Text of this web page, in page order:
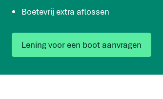
Boetevrij extra aflossen
Lening voor een boot aanvragen